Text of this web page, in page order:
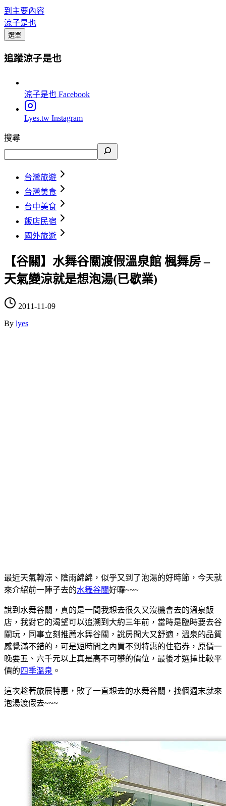
到主要內容
涼子是也
選單
追蹤涼子是也
涼子是也 Facebook
Lyes.tw Instagram
搜尋
台灣旅遊
台灣美食
台中美食
飯店民宿
國外旅遊
【谷關】水舞谷關渡假溫泉館 楓舞房 –
天氣變涼就是想泡湯(已歇業)
2011-11-09
By lyes
最近天氣轉涼、陰雨綿綿，似乎又到了泡湯的好時節，今天就
來介紹前一陣子去的水舞谷關好囉~~~
說到水舞谷關，真的是一間我想去很久又沒機會去的溫泉飯
店，我對它的渴望可以追溯到大約三年前，當時是臨時要去谷
關玩，同事立刻推薦水舞谷關，說房間大又舒適，溫泉的品質
感覺滿不錯的，可是短時間之內買不到特惠的住宿券，原價一
晚要五、六千元以上真是高不可攀的價位，最後才選擇比較平
價的四季溫泉 。
這次趁著旅展特惠，敗了一直想去的水舞谷關，找個週末就來
泡湯渡假去~~~